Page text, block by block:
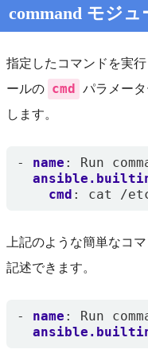
command モジ
指定したコマンドを実行
ールの cmd
パラメー
します。
- name :
Run
cmd : cat /
上記のような簡単なコ
記述できます。
- name :
Run